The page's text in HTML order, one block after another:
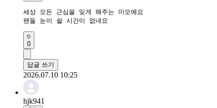
세상 모든 근심을 잊게 해주는 미모예요
팬들 눈이 쉴 시간이 없네요
0
답글 쓰기
2026.07.10 10:25
hjk941